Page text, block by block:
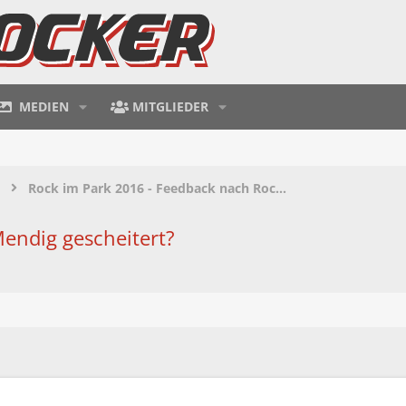
MEDIEN MITGLIEDER
Rock im Park 2016 - Feedback nach Rock im Park
gescheitert?